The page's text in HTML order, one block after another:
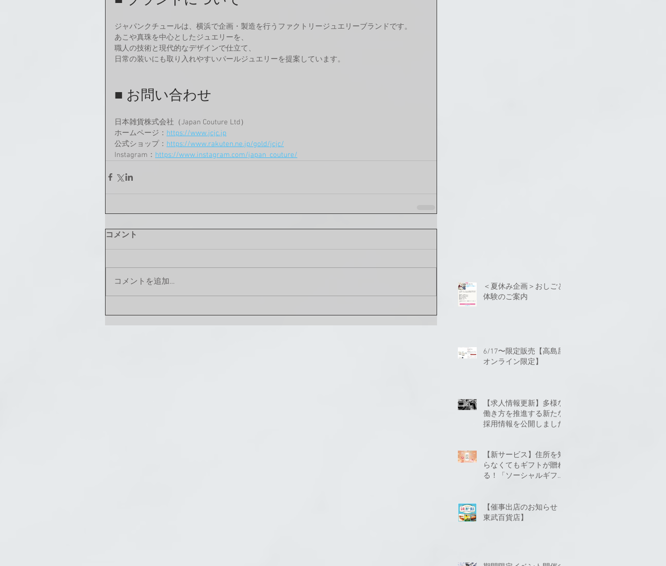
ジャパンクチュールは、横浜で企画・製造を行うファクトリージュエリーブランドです。
あこや真珠を中心としたジュエリーを、
職人の技術と現代的なデザインで仕立て、
日常の装いにも取り入れやすいパールジュエリーを提案しています。
■ お問い合わせ
日本雑貨株式会社（Japan Couture Ltd）
ホームページ： https://www.jcjc.jp
公式ショップ： https://www.rakuten.ne.jp/gold/jcjc/
Instagram： https://www.instagram.com/japan_couture/
コメント
コメントを追加…
＜夏休み企画＞おしごと
体験のご案内
6/17〜限定販売【高島屋
オンライン限定】
【求人情報更新】多様な
働き方を推進する新たな
採用情報を公開しました
【新サービス】住所を知
らなくてもギフトが贈れ
る！「ソーシャルギフ
【催事出店のお知らせ
東武百貨店】